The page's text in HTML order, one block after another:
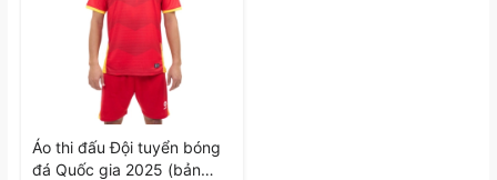
Áo thi đấu Đội tuyển bóng
đá Quốc gia 2025 (bản